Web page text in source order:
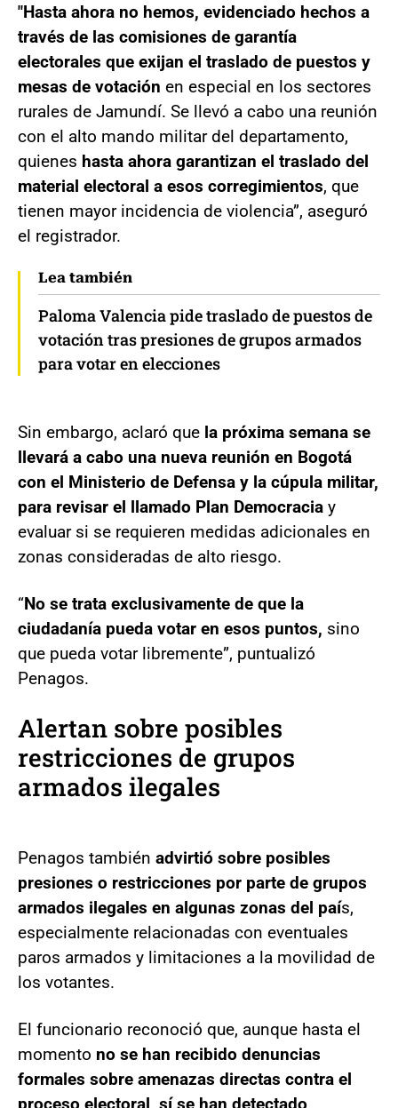
"Hasta ahora no hemos, evidenciado hechos a
través de las comisiones de garantía
electorales que exijan el traslado de puestos y
mesas de votación en especial en los sectores
rurales de Jamundí. Se llevó a cabo una reunión
con el alto mando militar del departamento,
quienes hasta ahora garantizan el traslado del
material electoral a esos corregimientos, que
tienen mayor incidencia de violencia”, aseguró
el registrador.
Lea también
Paloma Valencia pide traslado de puestos de
votación tras presiones de grupos armados
para votar en elecciones
Sin embargo, aclaró que la próxima semana se
llevará a cabo una nueva reunión en Bogotá
con el Ministerio de Defensa y la cúpula militar,
para revisar el llamado Plan Democracia y
evaluar si se requieren medidas adicionales en
zonas consideradas de alto riesgo.
“No se trata exclusivamente de que la
ciudadanía pueda votar en esos puntos, sino
que pueda votar libremente”, puntualizó
Penagos.
Alertan sobre posibles
restricciones de grupos
armados ilegales
Penagos también advirtió sobre posibles
presiones o restricciones por parte de grupos
armados ilegales en algunas zonas del país,
especialmente relacionadas con eventuales
paros armados y limitaciones a la movilidad de
los votantes.
El funcionario reconoció que, aunque hasta el
momento no se han recibido denuncias
formales sobre amenazas directas contra el
proceso electoral, sí se han detectado